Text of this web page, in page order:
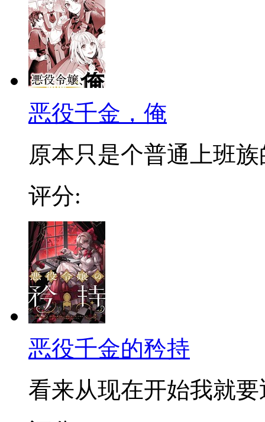
恶役千金，俺
原本只是个普通上班
评分:
恶役千金的矜持
看来从现在开始我就